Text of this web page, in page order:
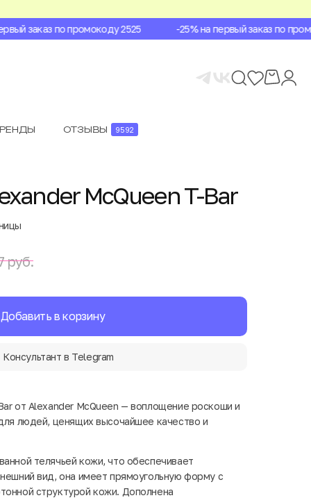
заказ по промокоду 2525 -25% на первый заказ по
ОТЗЫВЫ 9592
McQueen T-Bar
руб.
Добавить в корзину
Консультант в Telegram
от Alexander McQueen — воплощение роскоши и
людей, ценящих высочайшее качество и
телячьей кожи, что обеспечивает
вид, она имеет прямоугольную форму с
структурой кожи. Дополнена